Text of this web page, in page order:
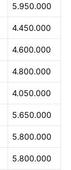
5.950.000
4.450.000
4.600.000
4.800.000
4.050.000
5.650.000
5.800.000
5.800.000